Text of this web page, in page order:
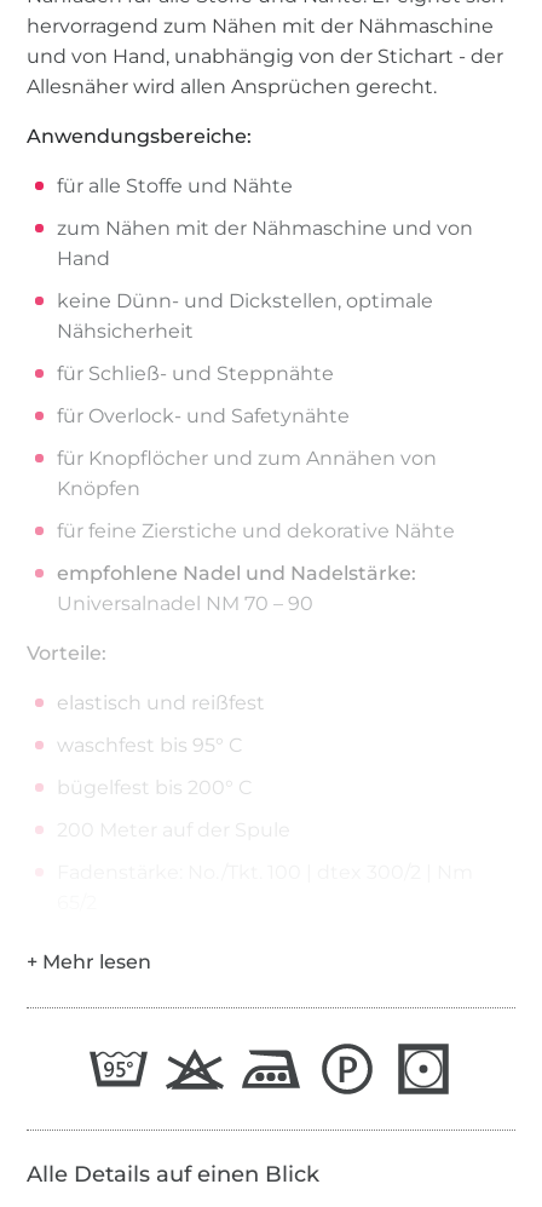
hervorragend zum Nähen mit der Nähmaschine
und von Hand, unabhängig von der Stichart - der
Allesnäher wird allen Ansprüchen gerecht.
Anwendungsbereiche:
für alle Stoffe und Nähte
zum Nähen mit der Nähmaschine und von
Hand
keine Dünn- und Dickstellen, optimale
Nähsicherheit
für Schließ- und Steppnähte
für Overlock- und Safetynähte
für Knopflöcher und zum Annähen von
Knöpfen
für feine Zierstiche und dekorative Nähte
empfohlene Nadel und Nadelstärke:
Universalnadel NM 70 – 90
Vorteile:
elastisch und reißfest
waschfest bis 95° C
bügelfest bis 200° C
200 Meter auf der Spule
Alle Details auf einen Blick